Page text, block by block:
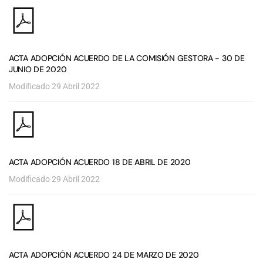
ACTA ADOPCIÓN ACUERDO DE LA COMISIÓN GESTORA - 30 DE
JUNIO DE 2020
Modificado 29 Abril 2022
ACTA ADOPCIÓN ACUERDO 18 DE ABRIL DE 2020
Modificado 29 Abril 2022
ACTA ADOPCIÓN ACUERDO 24 DE MARZO DE 2020